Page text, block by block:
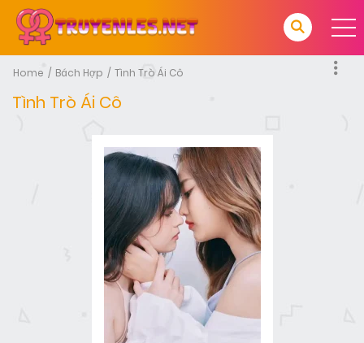
Home Bách Hợp Tình Trò Ái Cô
Tình Trò Ái Cô